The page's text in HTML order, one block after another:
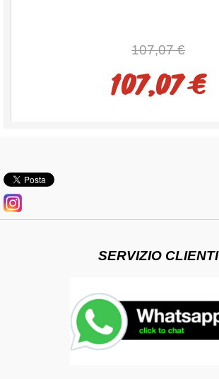
107,07 €
107,07 €
SERVIZIO CLIENTI